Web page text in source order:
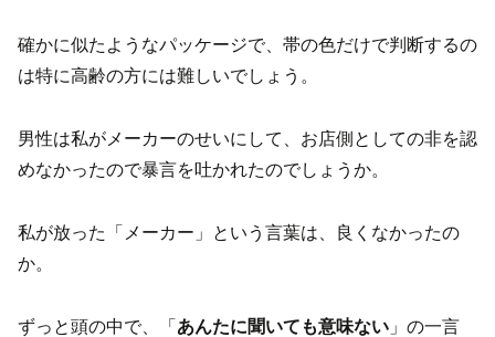
確かに似たようなパッケージで、帯の色だけで判断するの
は特に高齢の方には難しいでしょう。
男性は私がメーカーのせいにして、お店側としての非を認
めなかったので暴言を吐かれたのでしょうか。
私が放った「メーカー」という言葉は、良くなかったの
か。
ずっと頭の中で、「 あんたに聞いても意味ない 」の一言